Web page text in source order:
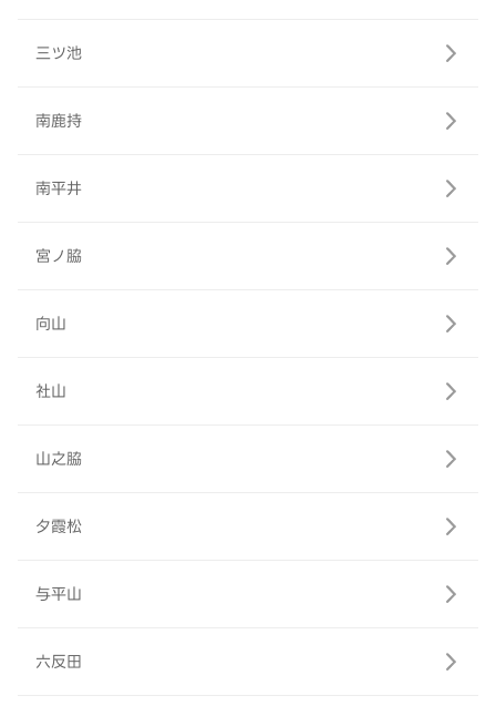
三ツ池
南鹿持
南平井
宮ノ脇
向山
社山
山之脇
夕霞松
与平山
六反田